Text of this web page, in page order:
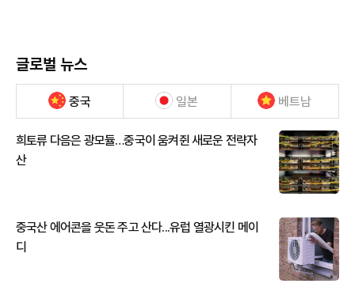
글로벌 뉴스
중국 일본 베트남
희토류 다음은 광모듈…중국이 움켜쥔 새로운 전략자
산
중국산 에어콘을 웃돈 주고 산다...유럽 열광시킨 메이
디